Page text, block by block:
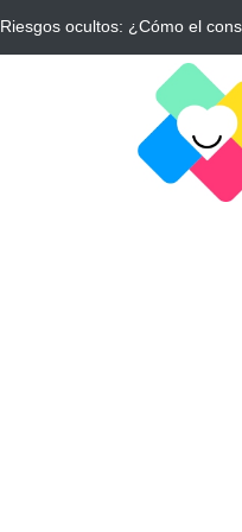
Ayuno Digital: La Estrategia